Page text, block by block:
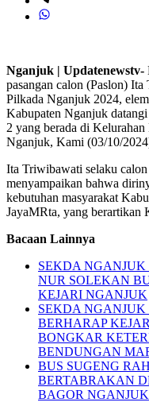
Nganjuk | Updatenewstv-
pasangan calon (Paslon)
Pilkada Nganjuk 2024,
Kabupaten Nganjuk
2 yang berada di
Nganjuk, Kami (03/10/
Ita Triwibawati selaku
menyampaikan bahwa
kebutuhan masyarakat
JayaMRta, yang berartikan
Bacaan Lainnya
SEKDA NGANJUK
NUR SOLEKAN
KEJARI NGANJUK
SEKDA
BERHARAP
BONGKAR
BENDUNGAN
BUS SUGENG
BERTABRAKAN
BAGOR NGANJUK